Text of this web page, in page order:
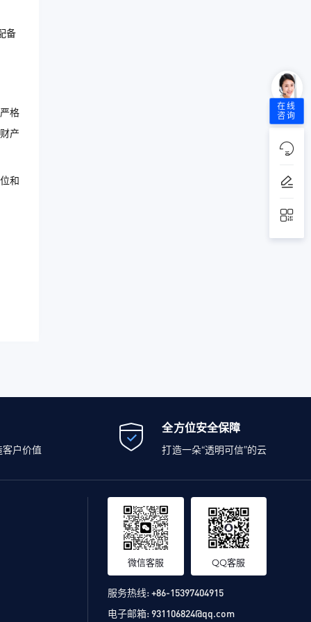
备
格
产
和
户价值
全方位安全保障
打造一朵“透明可信”的云
微信客服 QQ客服
服务热线:+86-15397404915
电子邮箱:931106824@qq.com
在线
咨询